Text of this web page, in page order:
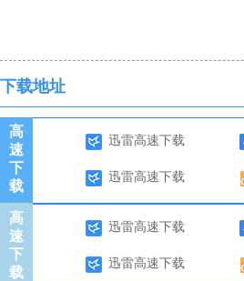
下载地址
高
速
下
载
迅雷高速下载
迅雷高速下载
高
速
下
载
迅雷高速下载
迅雷高速下载